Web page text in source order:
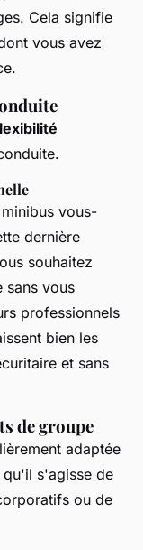
Cela signifie
vous avez
vous-
dernière
souhaitez
sans vous
professionnels
bien les
et sans
de groupe
adaptée
qu'il s'agisse de
ou de